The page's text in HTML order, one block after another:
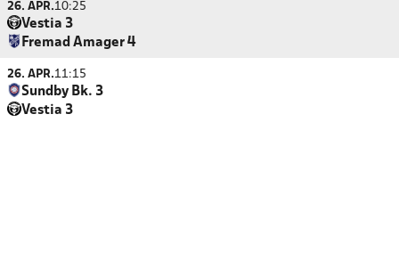
26. APR.10:25
Vestia 3
Fremad Amager 4
26. APR.11:15
Sundby Bk. 3
Vestia 3